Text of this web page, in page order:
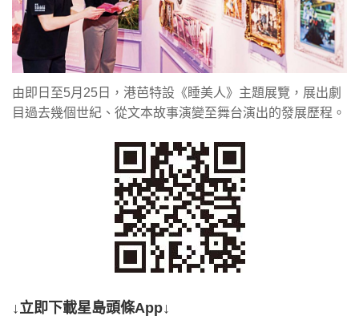
由即日至5月25日，港芭特設《睡美人》主題展覽，展出劇
目過去幾個世紀、從文本故事演變至舞台演出的發展歷程。
↓立即下載星島頭條App↓